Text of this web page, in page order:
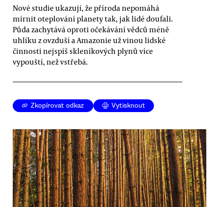
Nové studie ukazují, že příroda nepomáhá
mírnit oteplování planety tak, jak lidé doufali.
Půda zachytává oproti očekávání vědců méně
uhlíku z ovzduší a Amazonie už vinou lidské
činnosti nejspíš skleníkových plynů více
vypouští, než vstřebá.
Zkopírovat odkaz Vytisknout